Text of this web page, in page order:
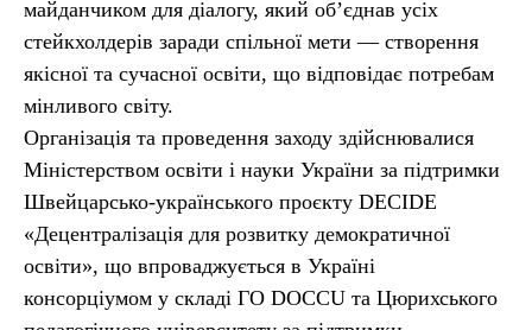
майданчиком для діалогу, який об’єднав усіх
стейкхолдерів заради спільної мети — створення
якісної та сучасної освіти, що відповідає потребам
мінливого світу.
Організація та проведення заходу здійснювалися
Міністерством освіти і науки України за підтримки
Швейцарсько-українського проєкту DECIDE
«Децентралізація для розвитку демократичної
освіти», що впроваджується в Україні
консорціумом у складі ГО DOCCU та Цюрихського